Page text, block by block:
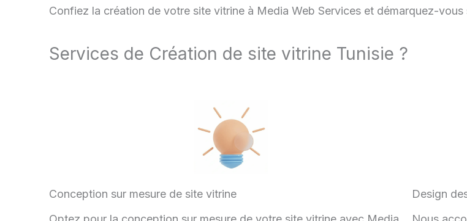
Confiez la création de votre site vitrine à Media Web Services et démarquez-vous
Services de Création de site vitrine Tunisie ?
Conception sur mesure de site vitrine
Design